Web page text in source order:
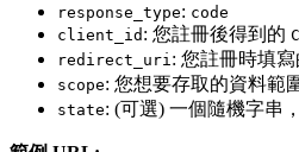
response_type: code
client_id : 您註冊後得到的
redirect_uri: 您註冊時填寫
scope: 您想要存取的資料範
state: (可選) 一個隨機字串